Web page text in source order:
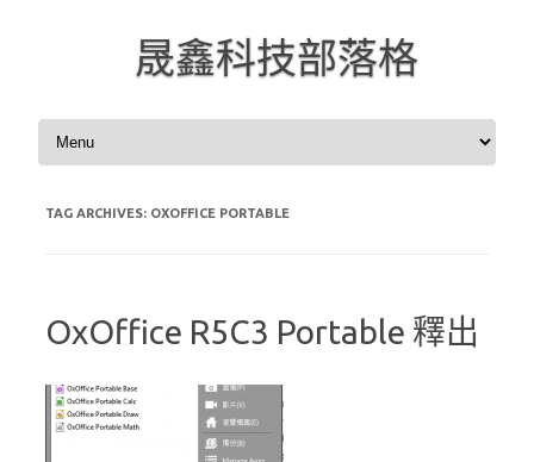
晟鑫科技部落格
Skip to content
TAG ARCHIVES: OXOFFICE PORTABLE
OxOffice R5C3 Portable 釋出